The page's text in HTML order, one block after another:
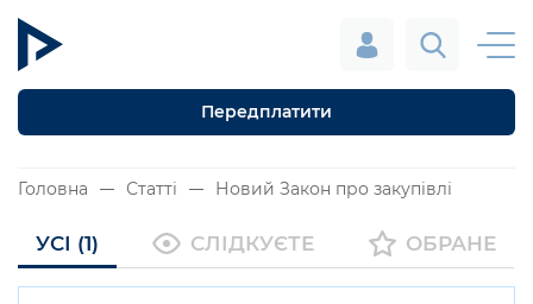
Передплатити
Головна Статті Новий Закон про закупівлі
УСІ (1) СЛІДКУЄТЕ ОБРАНЕ